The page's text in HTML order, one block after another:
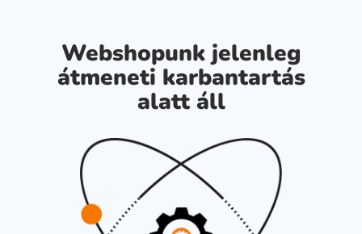
Webshopunk jelenleg
átmeneti karbantartás
alatt áll